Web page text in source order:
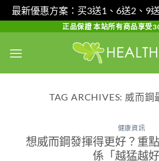
最新優惠方案：买3送1、6送2、9
content
正品保證 本站所有商品享受
TAG ARCHIVES: 威而鋼
健康資訊
想威而鋼發揮得更好？重
係「越猛越好